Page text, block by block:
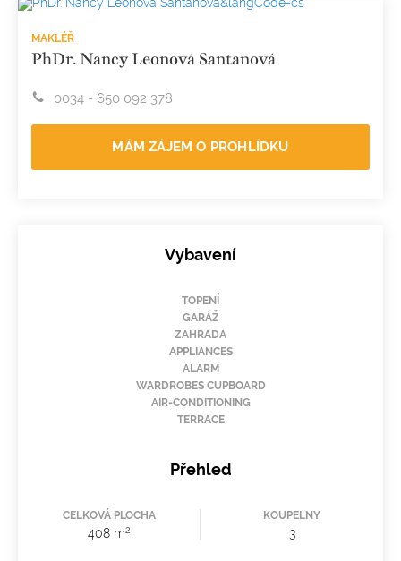
MAKLÉŘ
PhDr. Nancy Leonová Santanová
0034 - 650 092 378
MÁM ZÁJEM O PROHLÍDKU
Vybavení
TOPENÍ
GARÁŽ
ZAHRADA
APPLIANCES
ALARM
WARDROBES CUPBOARD
AIR-CONDITIONING
TERRACE
Přehled
CELKOVÁ PLOCHA
408 m2
KOUPELNY
3